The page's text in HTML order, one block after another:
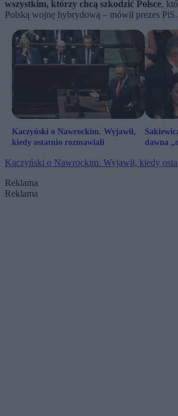
wszystkim, którzy chcą szkodzić Polsce,
Polską wojnę hybrydową – mówił prezes PiS.
Kaczyński o Nawrockim. Wyjawił,
kiedy ostatnio rozmawiali
dawna
Kaczyński o Nawrockim. Wyjawił, kiedy
Reklama
Reklama